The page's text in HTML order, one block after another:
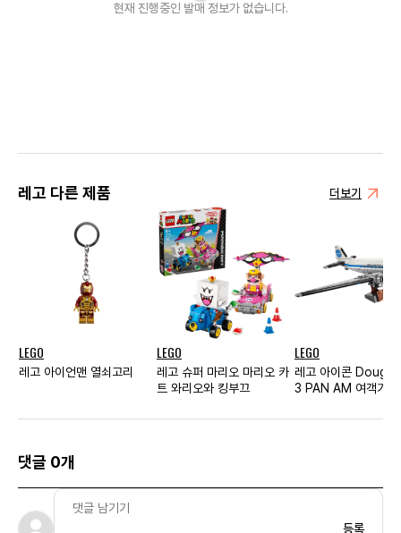
현재 진행중인 발매 정보가 없습니다.
레고 다른 제품 더보기
LEGO
레고 아이언맨 열쇠고리
LEGO
레고 슈퍼 마리오 마리오 카
트 와리오와 킹부끄
LEGO
레고 아이콘
3 PAN AM 여객기
댓글 0개
등록